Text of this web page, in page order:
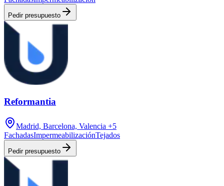
Pedir presupuesto
Reformantia
Madrid, Barcelona, Valencia +5
FachadasImpermeabilizaciónTejados
Pedir presupuesto